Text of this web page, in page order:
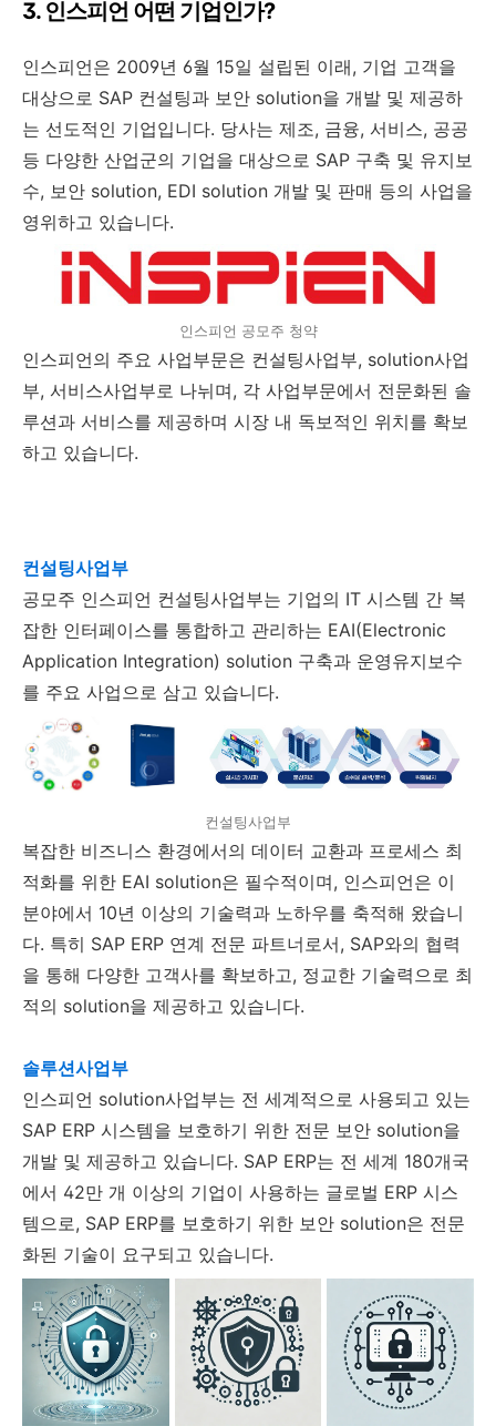
3. 인스피언 어떤 기업인가?
인스피언은 2009년 6월 15일 설립된 이래, 기업 고객을
대상으로 SAP 컨설팅과 보안 solution을 개발 및 제공하
는 선도적인 기업입니다. 당사는 제조, 금융, 서비스, 공공
등 다양한 산업군의 기업을 대상으로 SAP 구축 및 유지보
수, 보안 solution, EDI solution 개발 및 판매 등의 사업을
영위하고 있습니다.
인스피언 공모주 청약
인스피언의 주요 사업부문은 컨설팅사업부, solution사업
부, 서비스사업부로 나뉘며, 각 사업부문에서 전문화된 솔
루션과 서비스를 제공하며 시장 내 독보적인 위치를 확보
하고 있습니다.
컨설팅사업부
공모주 인스피언 컨설팅사업부는 기업의 IT 시스템 간 복
잡한 인터페이스를 통합하고 관리하는 EAI(Electronic
Application Integration) solution 구축과 운영유지보수
를 주요 사업으로 삼고 있습니다.
컨설팅사업부
복잡한 비즈니스 환경에서의 데이터 교환과 프로세스 최
적화를 위한 EAI solution은 필수적이며, 인스피언은 이
분야에서 10년 이상의 기술력과 노하우를 축적해 왔습니
다. 특히 SAP ERP 연계 전문 파트너로서, SAP와의 협력
을 통해 다양한 고객사를 확보하고, 정교한 기술력으로 최
적의 solution을 제공하고 있습니다.
솔루션사업부
인스피언 solution사업부는 전 세계적으로 사용되고 있는
SAP ERP 시스템을 보호하기 위한 전문 보안 solution을
개발 및 제공하고 있습니다. SAP ERP는 전 세계 180개국
에서 42만 개 이상의 기업이 사용하는 글로벌 ERP 시스
템으로, SAP ERP를 보호하기 위한 보안 solution은 전문
화된 기술이 요구되고 있습니다.